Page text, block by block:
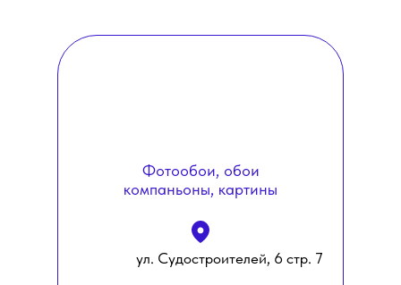
ул. Судостроителей, 6 стр. 7
Фотообои, обои
компаньоны, картины